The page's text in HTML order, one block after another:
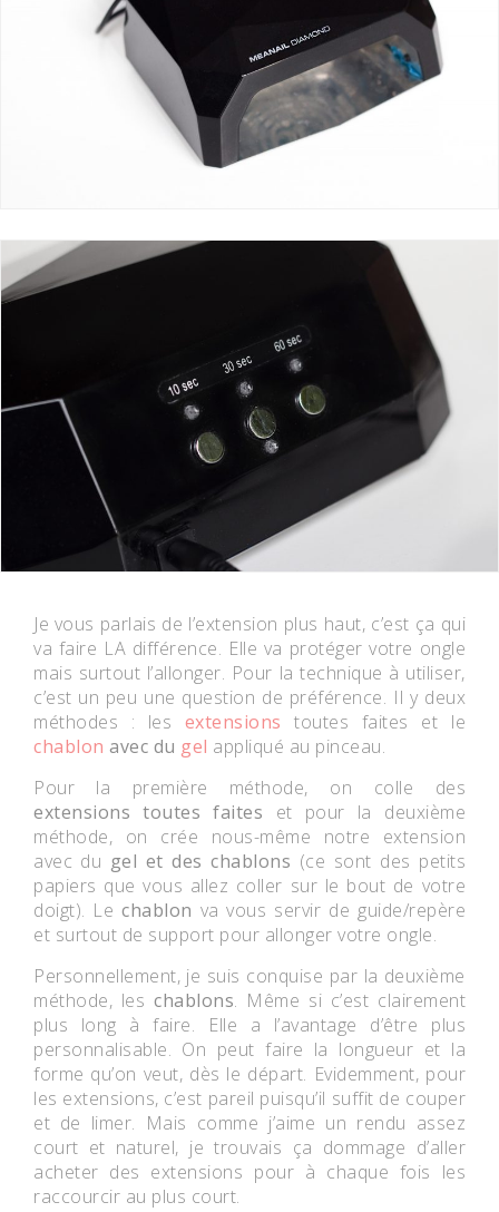
Je vous parlais de l’extension plus haut, c’est ça qui
va faire LA différence. Elle va protéger votre ongle
mais surtout l’allonger. Pour la technique à utiliser,
c’est un peu une question de préférence. Il y deux
méthodes : les extensions toutes faites et le
chablon avec du gel appliqué au pinceau.
Pour la première méthode, on colle des
extensions toutes faites et pour la deuxième
méthode, on crée nous-même notre extension
avec du gel et des chablons (ce sont des petits
papiers que vous allez coller sur le bout de votre
doigt). Lechablon va vous servir de guide/repère
et surtout de support pour allonger votre ongle.
Personnellement, je suis conquise par la deuxième
méthode, les chablons. Même si c’est clairement
plus long à faire. Elle a l’avantage d’être plus
personnalisable. On peut faire la longueur et la
forme qu’on veut, dès le départ. Evidemment, pour
les extensions, c’est pareil puisqu’il suffit de couper
et de limer. Mais comme j’aime un rendu assez
court et naturel, je trouvais ça dommage d’aller
acheter des extensions pour à chaque fois les
raccourcir au plus court.